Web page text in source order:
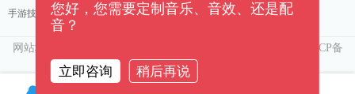
手游技能释放战斗音效
网站地图
京ICP备
15007552号-3
您好，您需要定制音乐、音效、还是配
音？
立即咨询 稍后再说